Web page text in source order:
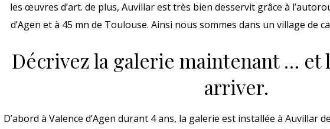
les œuvres d’art. de plus, Auvillar est très bien desservit grâce à
d’Agen et à 45 mn de Toulouse. Ainsi nous sommes dans un village de
Décrivez la galerie maintenant … et
arriver.
D’abord à Valence d’Agen durant 4 ans, la galerie est installée à Auvillar